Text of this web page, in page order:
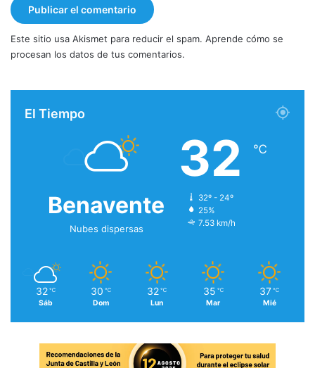
Este sitio usa Akismet para reducir el spam. Aprende cómo se
procesan los datos de tus comentarios.
El Tiempo
Benavente
Nubes dispersas
32 ℃
32º - 24º
25%
7.53 km/h
32 ℃
Sáb
30 ℃
Dom
32 ℃
Lun
35 ℃
Mar
37 ℃
Mié